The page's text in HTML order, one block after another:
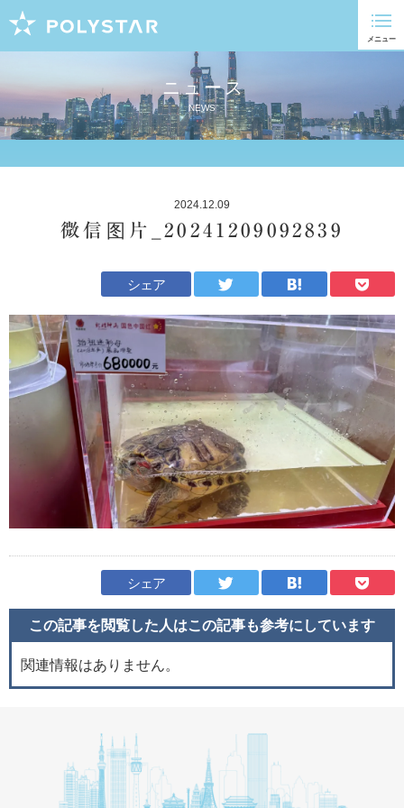
ニュース
NEWS
2024.12.09
微信图片_20241209092839
シェア
シェア
この記事を閲覧した人はこの記事も参考にしています
関連情報はありません。